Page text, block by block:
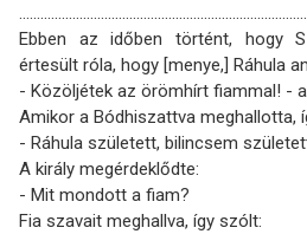
Ebben az időben történt, hogy
értesült róla, hogy [menye,] Ráhula
- Közöljétek az örömhírt fiammal! -
Amikor a Bódhiszattva meghallotta,
- Ráhula született, bilincsem
A király megérdeklődte:
- Mit mondott a fiam?
Fia szavait meghallva, így szólt: